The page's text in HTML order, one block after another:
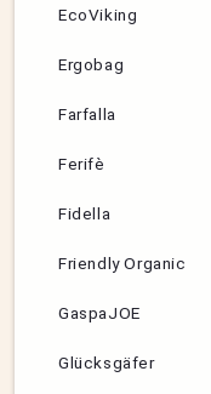
EcoViking
Ergobag
Farfalla
Ferifè
Fidella
Friendly Organic
GaspaJOE
Glücksgäfer